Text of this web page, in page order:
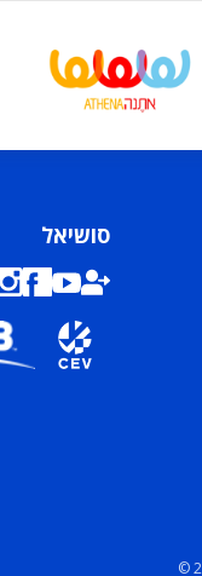
סושיאל
©